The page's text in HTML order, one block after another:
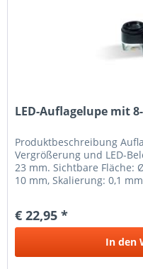
LED-Auflagelupe mit
Produkt­beschreibung
Vergrößerung und LED-
23 mm. Sichtbare Fläche:
10 mm, Skalierung: 0,1
€ 22,95 *
In den